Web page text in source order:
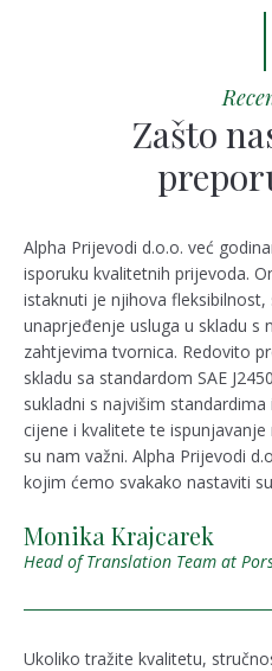
Zašto
Alpha Prijevodi d.o.o. već
isporuku kvalitetnih prijevoda.
istaknuti je njihova fleksibilnost,
unaprjeđenje usluga u skladu s
zahtjevima tvornica. Redovito
skladu sa standardom SAE
sukladni s najvišim
cijene i kvalitete te
su nam važni. Alpha Prijevodi
kojim ćemo svakako nastaviti
Monika Krajcarek
Head of Translation Team at
Ukoliko tražite kvalitetu,